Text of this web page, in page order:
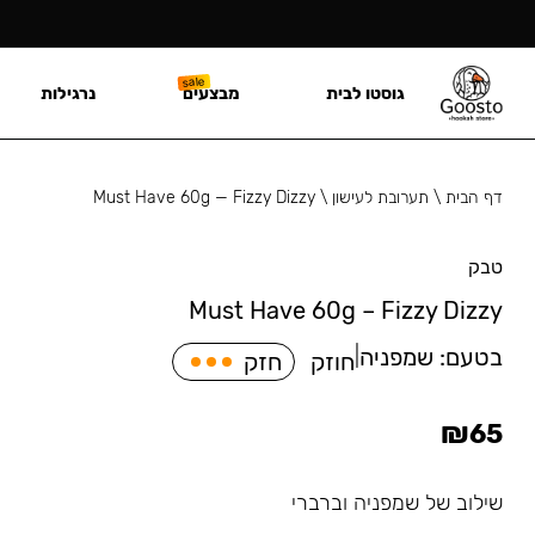
דף הבית\ תערובת לעישון \
Must Have 60g — Fizzy Dizzy
טבק
Must Have 60g – Fizzy Dizzy
בטעם: שמפניה חוזק חזק
₪65
שילוב של שמפניה וברברי
גוסטו לבית מבצעים נרגילות